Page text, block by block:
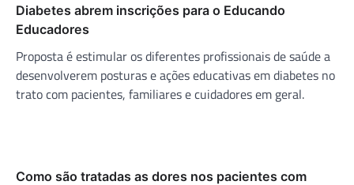
Diabetes abrem inscrições para o Educando
Educadores
Proposta é estimular os diferentes profissionais de saúde a
desenvolverem posturas e ações educativas em diabetes no
trato com pacientes, familiares e cuidadores em geral.
Como são tratadas as dores nos pacientes com